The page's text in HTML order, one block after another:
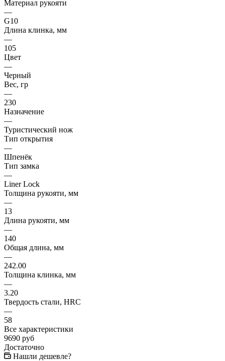
Материал рукояти
—
G10
Длина клинка, мм
—
105
Цвет
—
Черный
Вес, гр
—
230
Назначение
—
Туристический нож
Тип открытия
—
Шпенёк
Тип замка
—
Liner Lock
Толщина рукояти, мм
—
13
Длина рукояти, мм
—
140
Общая длина, мм
—
242.00
Толщина клинка, мм
—
3.20
Твердость стали, HRC
—
58
Все характеристики
9690 руб
Достаточно
Нашли дешевле?